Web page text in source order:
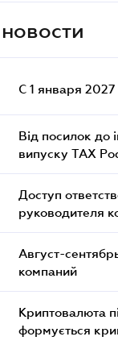
С 1 января 2027
Від посилок до
випуску TAX
Доступ
руководителя
Август-
компаний
Криптовалюта
формується